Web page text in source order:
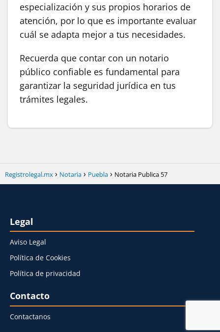
especialización y sus propios horarios de
atención, por lo que es importante evaluar
cuál se adapta mejor a tus necesidades.
Recuerda que contar con un notario
público confiable es fundamental para
garantizar la seguridad jurídica en tus
trámites legales.
Registrolegal.mx Notaria Puebla Notaria Publica 57
Legal
Aviso Legal
Política de Cookies
Política de privacidad
Contacto
Contactanos